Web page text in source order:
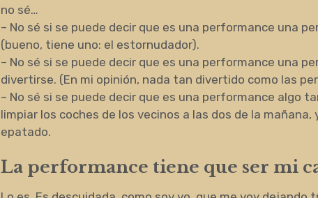
no sé…
– No sé si se puede decir que es una performance una
(bueno, tiene uno: el estornudador).
– No sé si se puede decir que es una performance una
divertirse. (En mi opinión, nada tan divertido como las
– No sé si se puede decir que es una performance algo
limpiar los coches de los vecinos a las dos de la
epatado.
La performance tiene que ser mi